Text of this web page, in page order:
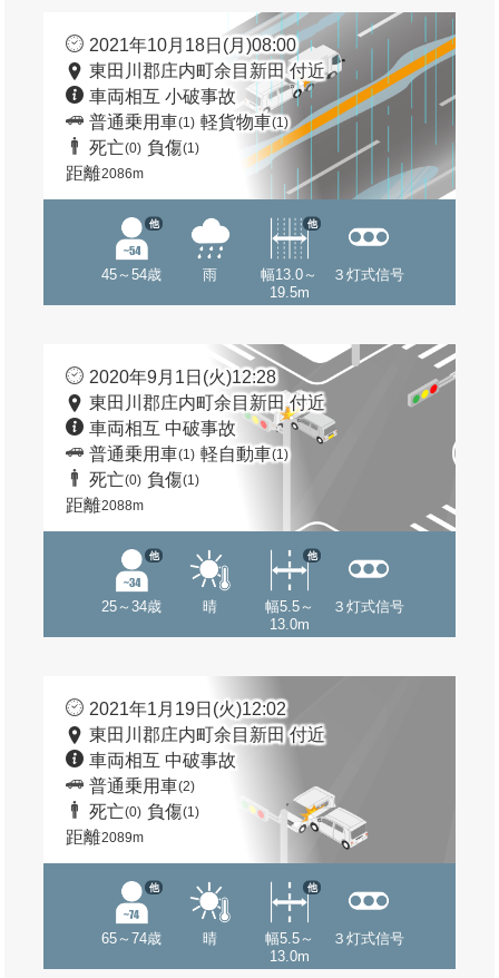
2021年10月18日(月)08:00
東田川郡庄内町余目新田 付近
車両相互 小破事故
普通乗用車(1) 軽貨物車(1)
死亡(0) 負傷(1)
距離2086m
45～54歳
他
雨
幅13.0～
19.5m
他
３灯式信号
2020年9月1日(火)12:28
東田川郡庄内町余目新田 付近
車両相互 中破事故
普通乗用車(1) 軽自動車(1)
死亡(0) 負傷(1)
距離2088m
25～34歳
他
晴
幅5.5～
13.0m
他
３灯式信号
2021年1月19日(火)12:02
東田川郡庄内町余目新田 付近
車両相互 中破事故
普通乗用車(2)
死亡(0) 負傷(1)
距離2089m
65～74歳
他
晴
幅5.5～
13.0m
他
３灯式信号